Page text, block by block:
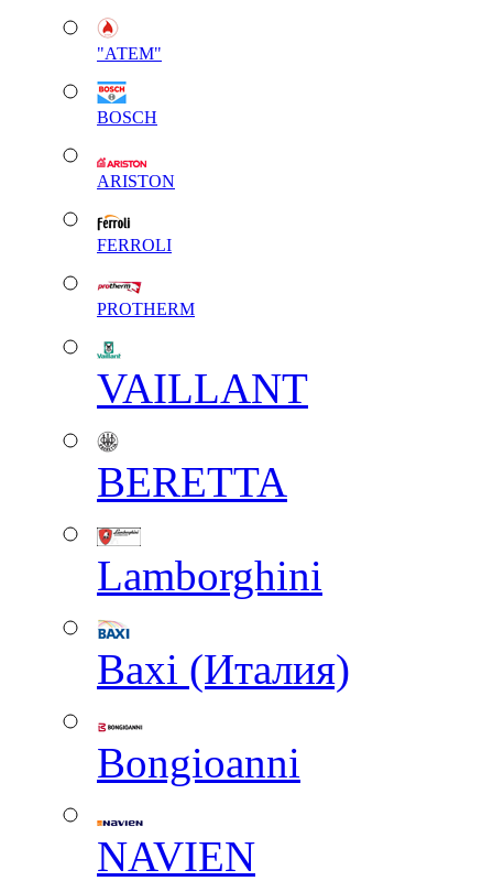
"АТЕМ"
BOSCH
ARISTON
FERROLI
PROTHERM
VAILLANT
BERETTA
Lamborghini
Baxi (Италия)
Вongioanni
NAVIEN